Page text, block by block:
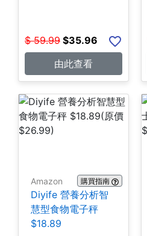
$ 59.99 $35.96
由此查看
Amazon 購買指南
Diyife 營養分析智
慧型食物電子秤
$18.89